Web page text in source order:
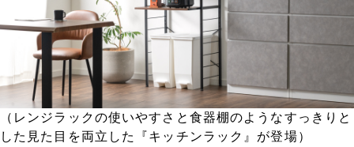
（レンジラックの使いやすさと食器棚のようなすっきりと
した見た目を両立した『キッチンラック』が登場）